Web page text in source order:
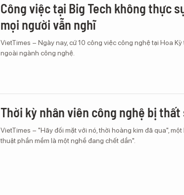
Công việc tại Big Tech không thực
mọi người vẫn nghĩ
VietTimes – Ngày nay, cứ 10 công việc công nghệ tại Hoa
ngoài ngành công nghệ.
Thời kỳ nhân viên công nghệ bị thất
VietTimes – "Hãy đối mặt với nó, thời hoàng kim đã qua",
thuật phần mềm là một nghề đang chết dần".